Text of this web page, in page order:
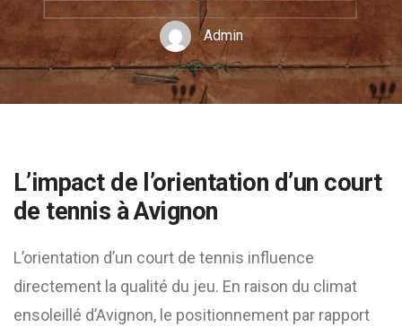
Admin
L’impact de l’orientation d’un court
de tennis à Avignon
L’orientation d’un court de tennis influence
directement la qualité du jeu. En raison du climat
ensoleillé d’Avignon, le positionnement par rapport